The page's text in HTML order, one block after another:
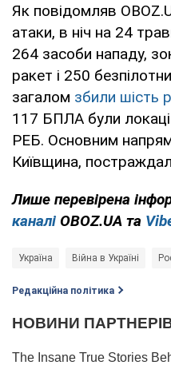
Як повідомляв
атаки, в ніч на 24
264 засоби нападу,
ракет і 250
загалом збили шість
117 БПЛА були
РЕБ. Основним
Київщина,
Лише перевірена
каналі OBOZ.UA та
Україна Війна в Україні
Редакційна політика